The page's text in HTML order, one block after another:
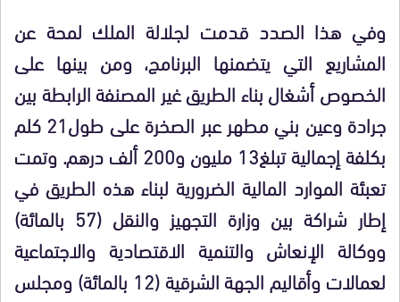
وفي هذا الصدد قدمت لجلالة الملك لمحة عن
المشاريع التي يتضمنها البرنامج، ومن بينها على
الخصوص أشغال بناء الطريق غير المصنفة الرابطة بين
جرادة وعين بني مطهر عبر الصخرة على طول21 كلم
بكلفة إجمالية تبلغ13 مليون و200 ألف درهم. وتمت
تعبئة الموارد المالية الضرورية لبناء هذه الطريق في
إطار شراكة بين وزارة التجهيز والنقل (57 بالمائة)
ووكالة الإنعاش والتنمية الاقتصادية والاجتماعية
لعمالات وأقاليم الجهة الشرقية (12 بالمائة) ومجلس